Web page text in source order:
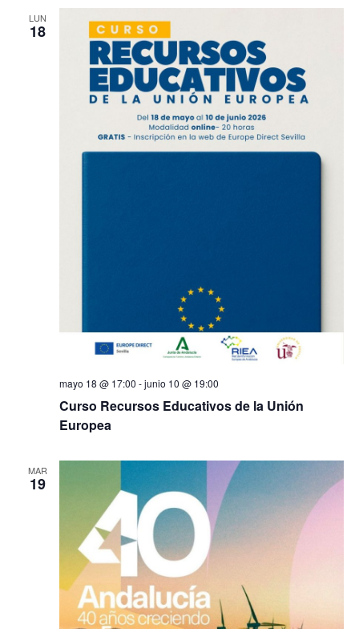
LUN
18
Curso Recursos Educativos de la Unión
Europea
mayo 18 @ 17:00 -junio 10 @ 19:00
MAR
19